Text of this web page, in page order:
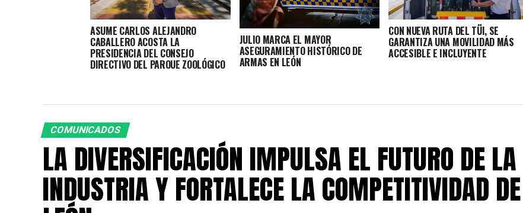
ASUME CARLOS ALEJANDRO
CABALLERO ACOSTA LA
PRESIDENCIA DEL CONSEJO
DIRECTIVO DEL PARQUE ZOOLÓGICO
JULIO MARCA EL MAYOR
ASEGURAMIENTO HISTÓRICO DE
ARMAS EN LEÓN
CON NUEVA RUTA DEL TÜI, SE
GARANTIZA UNA MOVILIDAD MÁS
ACCESIBLE E INCLUYENTE
COMUNICADOS
LA DIVERSIFICACIÓN IMPULSA EL FUTURO DE LA
INDUSTRIA Y FORTALECE LA COMPETITIVIDAD DE